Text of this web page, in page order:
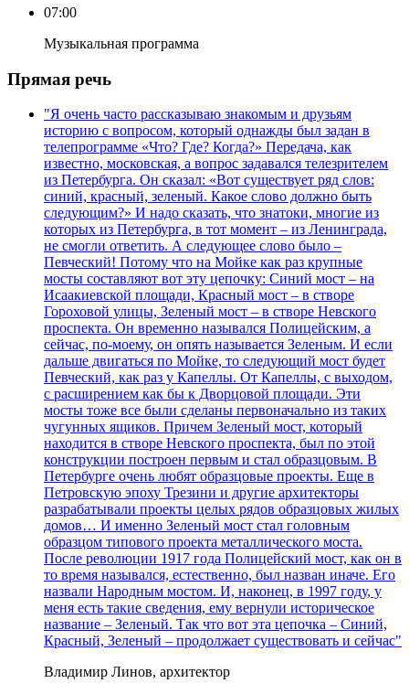
07:00
Музыкальная программа
Прямая речь
"Я очень часто рассказываю знакомым и друзьям
историю с вопросом, который однажды был задан в
телепрограмме «Что? Где? Когда?» Передача, как
известно, московская, а вопрос задавался телезрителем
из Петербурга. Он сказал: «Вот существует ряд слов:
синий, красный, зеленый. Какое слово должно быть
следующим?» И надо сказать, что знатоки, многие из
которых из Петербурга, в тот момент – из Ленинграда,
не смогли ответить. А следующее слово было –
Певческий! Потому что на Мойке как раз крупные
мосты составляют вот эту цепочку: Синий мост – на
Исаакиевской площади, Красный мост – в створе
Гороховой улицы, Зеленый мост – в створе Невского
проспекта. Он временно назывался Полицейским, а
сейчас, по-моему, он опять называется Зеленым. И если
дальше двигаться по Мойке, то следующий мост будет
Певческий, как раз у Капеллы. От Капеллы, с выходом,
с расширением как бы к Дворцовой площади. Эти
мосты тоже все были сделаны первоначально из таких
чугунных ящиков. Причем Зеленый мост, который
находится в створе Невского проспекта, был по этой
конструкции построен первым и стал образцовым. В
Петербурге очень любят образцовые проекты. Еще в
Петровскую эпоху Трезини и другие архитекторы
разрабатывали проекты целых рядов образцовых жилых
домов… И именно Зеленый мост стал головным
образцом типового проекта металлического моста.
После революции 1917 года Полицейский мост, как он в
то время назывался, естественно, был назван иначе. Его
назвали Народным мостом. И, наконец, в 1997 году, у
меня есть такие сведения, ему вернули историческое
название – Зеленый. Так что вот эта цепочка – Синий,
Красный, Зеленый – продолжает существовать и сейчас"
Владимир Линов, архитектор